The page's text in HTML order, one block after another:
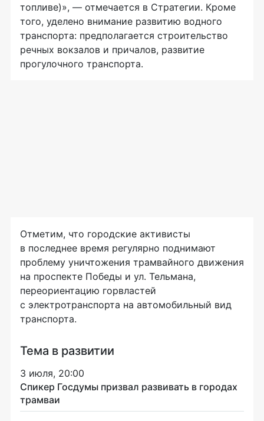
топливе)», — отмечается в Стратегии. Кроме
того, уделено внимание развитию водного
транспорта: предполагается строительство
речных вокзалов и причалов, развитие
прогулочного транспорта.
Отметим, что городские активисты
в последнее время регулярно поднимают
проблему уничтожения трамвайного движения
на проспекте Победы и ул. Тельмана,
переориентацию горвластей
с электротранспорта на автомобильный вид
транспорта.
Тема в развитии
3 июля, 20:00
Спикер Госдумы призвал развивать в городах
трамваи